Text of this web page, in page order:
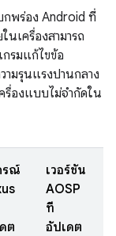
กพร่อง Android ที่
เครื่องสามารถ
รมแก้ไขข้อ
มรุนแรงปานกลาง
รื่องแบบไม่จำกัดใน
รณ์
ต
เวอร์ชัน
AOSP
ที่
อัปเดต